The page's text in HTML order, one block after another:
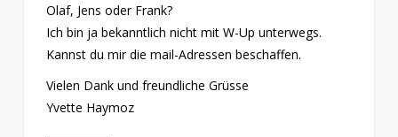
Olaf, Jens oder Frank?
Ich bin ja bekanntlich nicht mit W-Up unterwegs.
Kannst du mir die mail-Adressen beschaffen.
Vielen Dank und freundliche Grüsse
Yvette Haymoz